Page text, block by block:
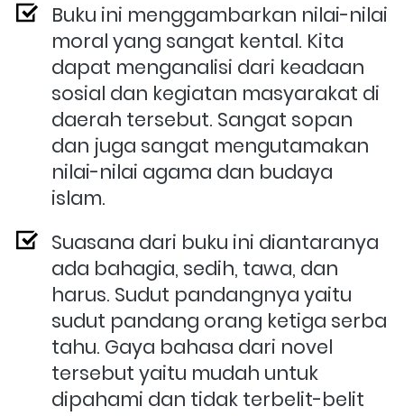
Buku ini menggambarkan nilai-nilai
moral yang sangat kental. Kita
dapat menganalisi dari keadaan
sosial dan kegiatan masyarakat di
daerah tersebut. Sangat sopan
dan juga sangat mengutamakan
nilai-nilai agama dan budaya
islam.
Suasana dari buku ini diantaranya
ada bahagia, sedih, tawa, dan
harus. Sudut pandangnya yaitu
sudut pandang orang ketiga serba
tahu. Gaya bahasa dari novel
tersebut yaitu mudah untuk
dipahami dan tidak terbelit-belit